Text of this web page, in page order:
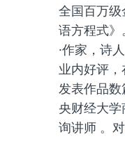
全国百万
语方程式》
·作家，诗
业内好评
发表作品数
央财经大
询讲师 。